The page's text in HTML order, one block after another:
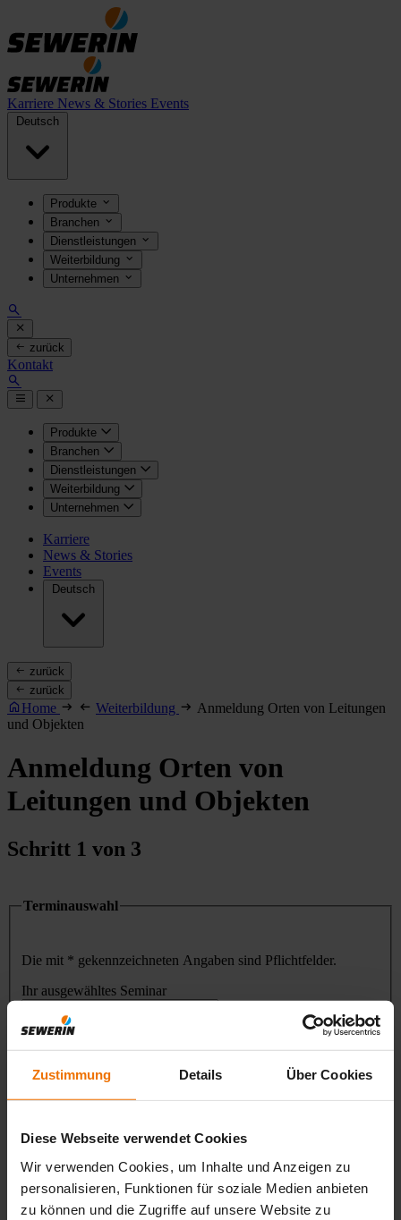
Zustimmung Details Über Cookies
Diese Webseite verwendet Cookies
Wir verwenden Cookies, um Inhalte und Anzeigen zu
personalisieren, Funktionen für soziale Medien anbieten
zu können und die Zugriffe auf unsere Website zu
Karriere News & Stories Events
Deutsch
Produkte
Branchen
Dienstleistungen
Weiterbildung
Unternehmen
zurück
Kontakt
Produkte
Branchen
Dienstleistungen
Weiterbildung
Unternehmen
Karriere
News & Stories
Events
Deutsch
zurück
zurück
Home Weiterbildung
Anmeldung Orten von Leitungen
und Objekten
Anmeldung Orten von
Leitungen und Objekten
Schritt 1 von 3
Terminauswahl
Die mit * gekennzeichneten Angaben sind Pflichtfelder.
Ihr ausgewähltes Seminar
Datum auswählen
*
E-Mail Adresse 1. Teilnehmer
Vor- und Nachname des 2. Teilnehmers